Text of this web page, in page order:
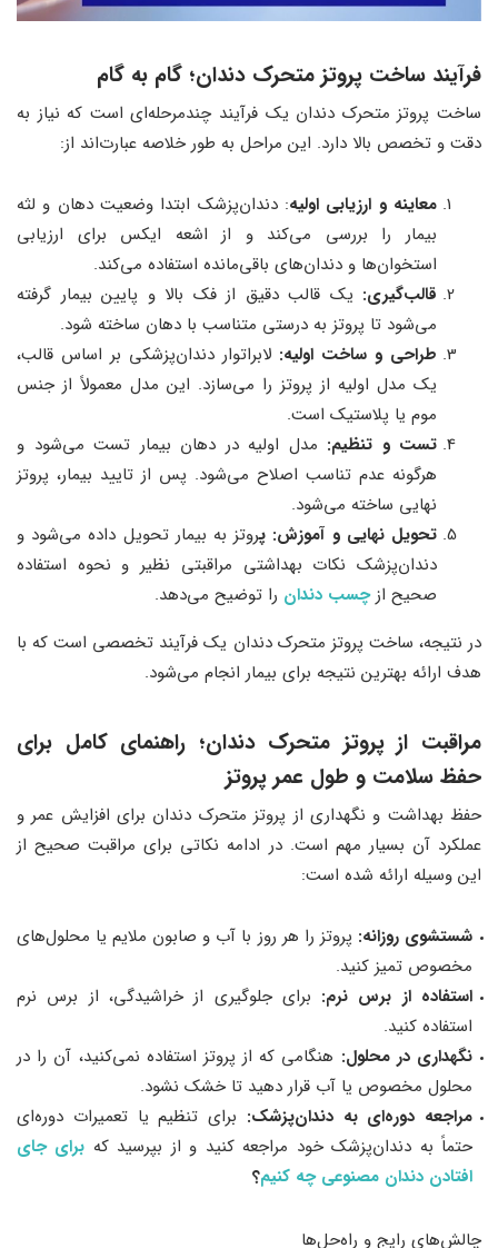
فرآیند ساخت پروتز متحرک دندان؛ گام به گام
ساخت پروتز متحرک دندان یک فرآیند چندمرحله‌ای است که نیاز به
دقت و تخصص بالا دارد. این مراحل به طور خلاصه عبارت‌اند از:
معاینه و ارزیابی اولیه: دندان‌پزشک ابتدا وضعیت دهان و لثه
بیمار را بررسی می‌کند و از اشعه ایکس برای ارزیابی
استخوان‌ها و دندان‌های باقی‌مانده استفاده می‌کند.
قالب‌گیری: یک قالب دقیق از فک بالا و پایین بیمار گرفته
می‌شود تا پروتز به درستی متناسب با دهان ساخته شود.
طراحی و ساخت اولیه: لابراتوار دندان‌پزشکی بر اساس قالب،
یک مدل اولیه از پروتز را می‌سازد. این مدل معمولاً از جنس
موم یا پلاستیک است.
تست و تنظیم: مدل اولیه در دهان بیمار تست می‌شود و
هرگونه عدم تناسب اصلاح می‌شود. پس از تایید بیمار، پروتز
نهایی ساخته می‌شود.
تحویل نهایی و آموزش: پروتز به بیمار تحویل داده می‌شود و
دندان‌پزشک نکات بهداشتی مراقبتی نظیر و نحوه استفاده
صحیح ازچسب دندان را توضیح می‌دهد.
در نتیجه، ساخت پروتز متحرک دندان یک فرآیند تخصصی است که با
هدف ارائه بهترین نتیجه برای بیمار انجام می‌شود.
مراقبت از پروتز متحرک دندان؛ راهنمای کامل برای
حفظ سلامت و طول عمر پروتز
حفظ بهداشت و نگهداری از پروتز متحرک دندان برای افزایش عمر و
عملکرد آن بسیار مهم است. در ادامه نکاتی برای مراقبت صحیح از
این وسیله ارائه شده است:
شستشوی روزانه: پروتز را هر روز با آب و صابون ملایم یا محلول‌های
مخصوص تمیز کنید.
استفاده از برس نرم: برای جلوگیری از خراشیدگی، از برس نرم
استفاده کنید.
نگهداری در محلول: هنگامی که از پروتز استفاده نمی‌کنید، آن را در
محلول مخصوص یا آب قرار دهید تا خشک نشود.
مراجعه دوره‌ای به دندان‌پزشک: برای تنظیم یا تعمیرات دوره‌ای
حتماً به دندان‌پزشک خود مراجعه کنید و از بپرسید که برای جای
افتادن دندان مصنوعی چه کنیم؟
چالش‌های رایج و راه‌حل‌ها